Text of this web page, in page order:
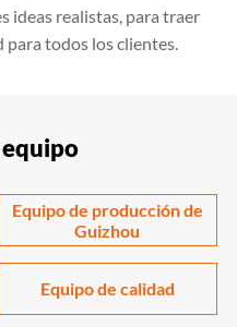
ideas realistas, para traer
todos los clientes.
Equipo de producción de
Guizhou
Equipo de calidad